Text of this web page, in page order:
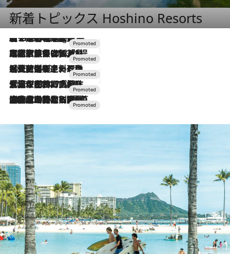
新着トピックス Hoshino Resorts
10 Hours Ago
【トンボの足水浴】ヒノキの香りに包まれて涼感マックス！約13℃の湧水かけ流しを避暑地「星野温泉 トンボの湯」で体験
2026.7.31
【ホテル帰省】という選択肢をOMOが提案。家族とほどよい距離を保つには「昼は実家、夜は気兼ねなくホテルで！」
2026.7.24
【夏限定ディナーコース】旬を迎える稚鮎や花ズッキーニなどをイタリア・トスカーナの郷土料理の手法で満喫！
2026.7.17
「土佐和ハーブかき氷」がOMO7高知に登場！生姜、山椒、大葉など目にも舌にも涼を呼ぶ郷土の味
2026.7.10
NEW OPEN！【界 草津】名湯の地に誕生。趣の異なる2種の温泉と上州ならではの会席・蕎麦割烹など美食を味わう究極の癒やし旅